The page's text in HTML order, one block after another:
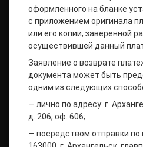
оформленного на бланке
с приложением оригинала
или его копии, заверенной
осуществившей данный
Заявление о возврате
документа может быть
одним из следующих
— лично по адресу: г.
д. 206, оф. 606;
— посредством отправки по